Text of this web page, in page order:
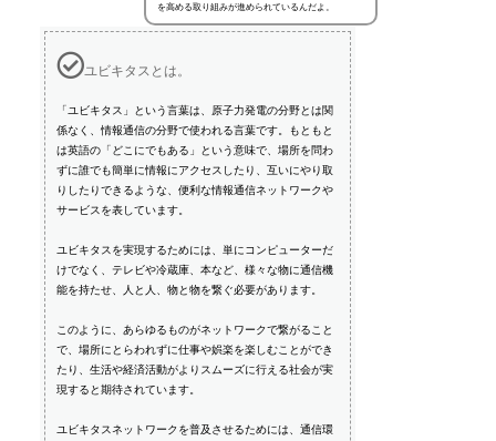
を高める取り組みが進められているんだよ。
ユビキタスとは。
「ユビキタス」という言葉は、原子力発電の分野とは関
係なく、情報通信の分野で使われる言葉です。もともと
は英語の「どこにでもある」という意味で、場所を問わ
ずに誰でも簡単に情報にアクセスしたり、互いにやり取
りしたりできるような、便利な情報通信ネットワークや
サービスを表しています。
ユビキタスを実現するためには、単にコンピューターだ
けでなく、テレビや冷蔵庫、本など、様々な物に通信機
能を持たせ、人と人、物と物を繋ぐ必要があります。
このように、あらゆるものがネットワークで繋がること
で、場所にとらわれずに仕事や娯楽を楽しむことができ
たり、生活や経済活動がよりスムーズに行える社会が実
現すると期待されています。
ユビキタスネットワークを普及させるためには、通信環